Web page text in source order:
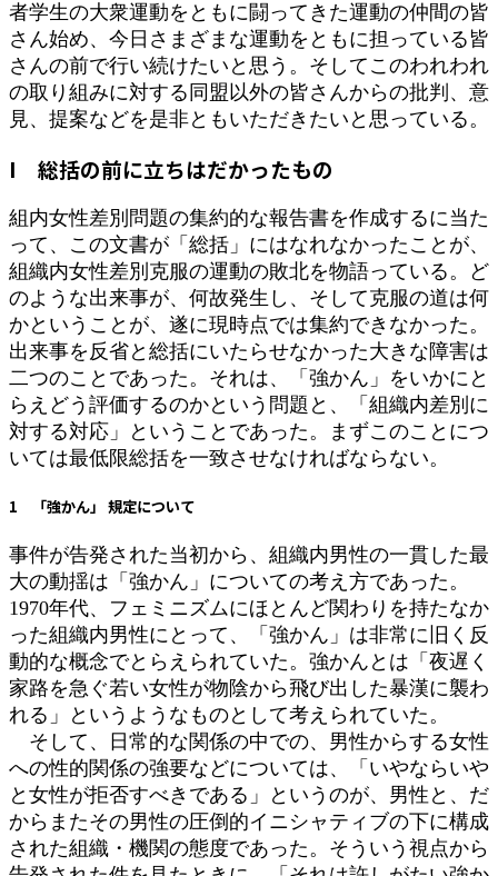
者学生の大衆運動をともに闘ってきた運動の仲間の皆
さん始め、今日さまざまな運動をともに担っている皆
さんの前で行い続けたいと思う。そしてこのわれわれ
の取り組みに対する同盟以外の皆さんからの批判、意
見、提案などを是非ともいただきたいと思っている。
I 総括の前に立ちはだかったもの
組内女性差別問題の集約的な報告書を作成するに当た
って、この文書が「総括」にはなれなかったことが、
組織内女性差別克服の運動の敗北を物語っている。ど
のような出来事が、何故発生し、そして克服の道は何
かということが、遂に現時点では集約できなかった。
出来事を反省と総括にいたらせなかった大きな障害は
二つのことであった。それは、「強かん」をいかにと
らえどう評価するのかという問題と、「組織内差別に
対する対応」ということであった。まずこのことにつ
いては最低限総括を一致させなければならない。
1 「強かん」 規定について
事件が告発された当初から、組織内男性の一貫した最
大の動揺は「強かん」についての考え方であった。
1970年代、フェミニズムにほとんど関わりを持たなか
った組織内男性にとって、「強かん」は非常に旧く反
動的な概念でとらえられていた。強かんとは「夜遅く
家路を急ぐ若い女性が物陰から飛び出した暴漢に襲わ
れる」というようなものとして考えられていた。
そして、日常的な関係の中での、男性からする女性
への性的関係の強要などについては、「いやならいや
と女性が拒否すべきである」というのが、男性と、だ
からまたその男性の圧倒的イニシャティブの下に構成
された組織・機関の態度であった。そういう視点から